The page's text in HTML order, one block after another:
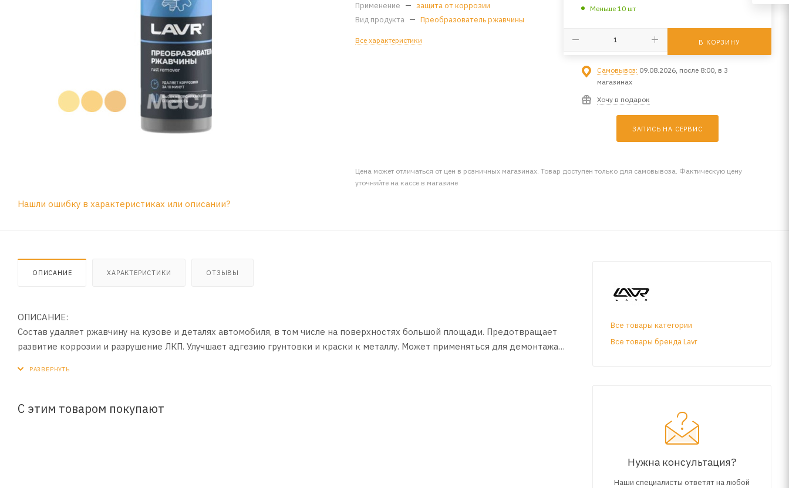
Применение — защита от коррозии
Вид продукта — Преобразователь ржавчины
Все характеристики
Меньше 10 шт
В КОРЗИНУ
Самовывоз: 09.08.2026, после 8:00, в 3
магазинах
Хочу в подарок
ЗАПИСЬ НА СЕРВИС
Цена может отличаться от цен в розничных магазинах. Товар доступен только для самовывоза. Фактическую цену
уточняйте на кассе в магазине
Нашли ошибку в характеристиках или описании?
ОПИСАНИЕ ХАРАКТЕРИСТИКИ ОТЗЫВЫ
ОПИСАНИЕ:
Состав удаляет ржавчину на кузове и деталях автомобиля, в том числе на поверхностях большой площади. Предотвращает
развитие коррозии и разрушение ЛКП. Улучшает адгезию грунтовки и краски к металлу. Может применяться для демонтажа
1. Очистить поверхность от рыхлой и пластовой ржавчины с помощью металлической щетки или абразивных материалов
С этим товаром покупают
Все товары категории
Все товары бренда Lavr
Нужна консультация?
Наши специалисты ответят на любой